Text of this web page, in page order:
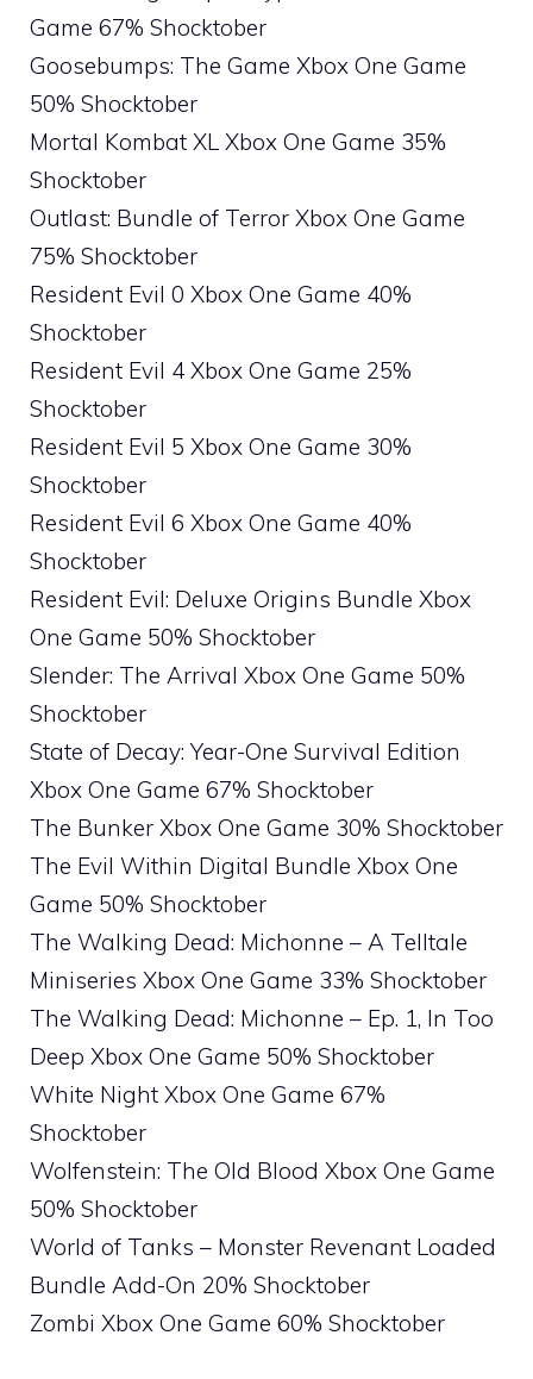
Game 67% Shocktober
Goosebumps: The Game Xbox One Game
50% Shocktober
Mortal Kombat XL Xbox One Game 35%
Shocktober
Outlast: Bundle of Terror Xbox One Game
75% Shocktober
Resident Evil 0 Xbox One Game 40%
Shocktober
Resident Evil 4 Xbox One Game 25%
Shocktober
Resident Evil 5 Xbox One Game 30%
Shocktober
Resident Evil 6 Xbox One Game 40%
Shocktober
Resident Evil: Deluxe Origins Bundle Xbox
One Game 50% Shocktober
Slender: The Arrival Xbox One Game 50%
Shocktober
State of Decay: Year-One Survival Edition
Xbox One Game 67% Shocktober
The Bunker Xbox One Game 30% Shocktober
The Evil Within Digital Bundle Xbox One
Game 50% Shocktober
The Walking Dead: Michonne – A Telltale
Miniseries Xbox One Game 33% Shocktober
The Walking Dead: Michonne – Ep. 1, In Too
Deep Xbox One Game 50% Shocktober
White Night Xbox One Game 67%
Shocktober
Wolfenstein: The Old Blood Xbox One Game
50% Shocktober
World of Tanks – Monster Revenant Loaded
Bundle Add-On 20% Shocktober
Zombi Xbox One Game 60% Shocktober